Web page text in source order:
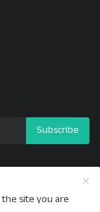
Subscribe
site you are